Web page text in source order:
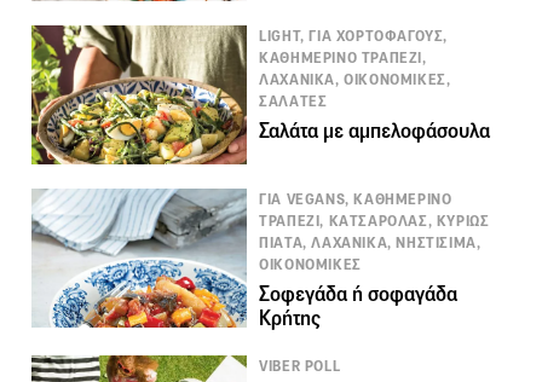
LIGHT, ΓΙΑ ΧΟΡΤΟΦΑΓΟΥΣ,
ΚΑΘΗΜΕΡΙΝΟ ΤΡΑΠΕΖΙ,
ΛΑΧΑΝΙΚΑ, ΟΙΚΟΝΟΜΙΚΕΣ,
ΣΑΛΑΤΕΣ
Σαλάτα με αμπελοφάσουλα
ΓΙΑ VEGANS, ΚΑΘΗΜΕΡΙΝΟ
ΤΡΑΠΕΖΙ, ΚΑΤΣΑΡΟΛΑΣ, ΚΥΡΙΩΣ
ΠΙΑΤΑ, ΛΑΧΑΝΙΚΑ, ΝΗΣΤΙΣΙΜΑ,
ΟΙΚΟΝΟΜΙΚΕΣ
Σοφεγάδα ή σοφαγάδα
Κρήτης
VIBER POLL